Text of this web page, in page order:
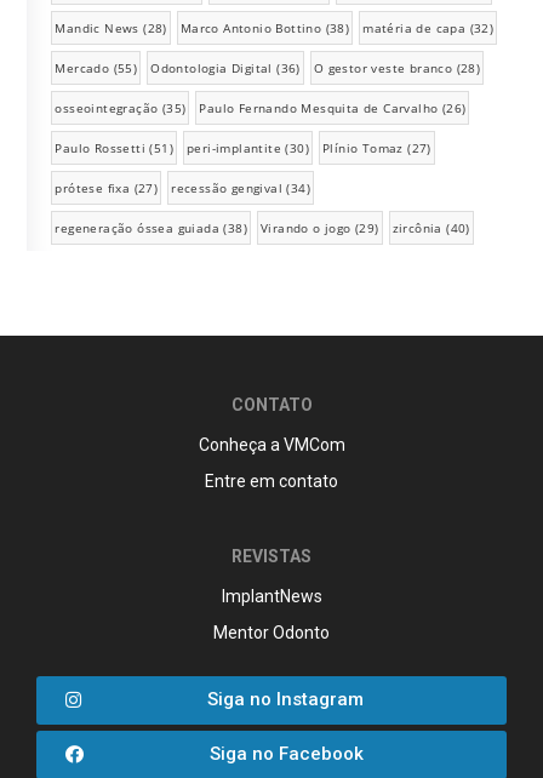
Mandic News (28) Marco Antonio Bottino (38) matéria de capa (32)
Mercado (55) Odontologia Digital (36) O gestor veste branco (28)
osseointegração (35) Paulo Fernando Mesquita de Carvalho (26)
Paulo Rossetti (51) peri-implantite (30) Plínio Tomaz (27)
prótese fixa (27) recessão gengival (34)
regeneração óssea guiada (38) Virando o jogo (29) zircônia (40)
CONTATO
Conheça a VMCom
Entre em contato
REVISTAS
ImplantNews
Mentor Odonto
Siga no Instagram
Siga no Facebook